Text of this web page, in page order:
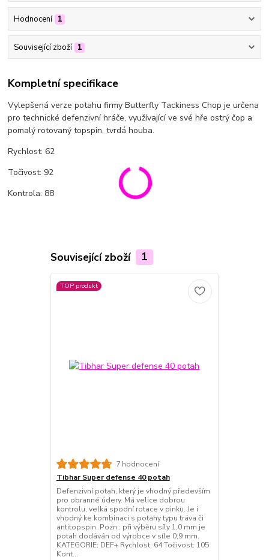
Hodnocení 1
Související zboží 1
Kompletní specifikace
Vylepšená verze potahu firmy Butterfly Tackiness Chop je určena
pro technické defenzivní hráče, využívající ve své hře ostrý čop a
pomalý rotovaný topspin, tvrdá houba.
Rychlost: 62
Točivost: 92
Kontrola: 88
Související zboží 1
TOP produkt
7 hodnocení
Tibhar Super defense 40 potah
Defenzivní potah, který je vhodný především
pro obranné údery. Má velice dobrou
kontrolu, velká spodní rotace v pinku. Je i
vhodný ke kombinaci s potahy typu tráva či
antitopspin. Pozn.: při výběru síly 1,0 mm je
potah dodáván od výrobce v síle 0,9 mm.
KATEGORIE: DEF+ Rychlost: 64 Točivost: 105
Kont...